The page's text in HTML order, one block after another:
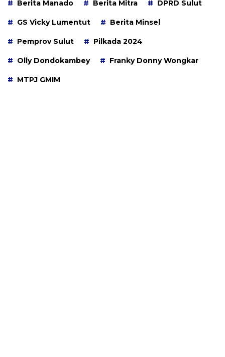
Berita Manado Berita Mitra DPRD Sulut
GS Vicky Lumentut Berita Minsel
Pemprov Sulut Pilkada 2024
Olly Dondokambey Franky Donny Wongkar
MTPJ GMIM